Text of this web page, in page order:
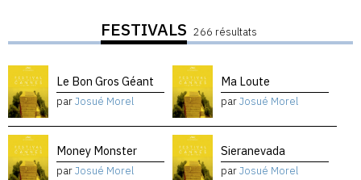
FESTIVALS 266 résultats
Le Bon Gros Géant
parJosué Morel
Ma Loute
parJosué Morel
Money Monster
parJosué Morel
Sieranevada
parJosué Morel